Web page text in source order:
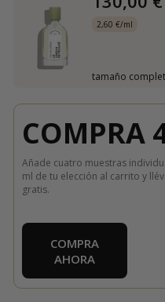
2,60 €/ml
tamaño
COMPRA
Añade cuatro muestras
ml de tu elección al carrito y
gratis.
COMPRA
AHORA